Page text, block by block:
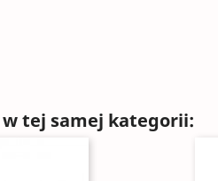
tej samej kategorii: